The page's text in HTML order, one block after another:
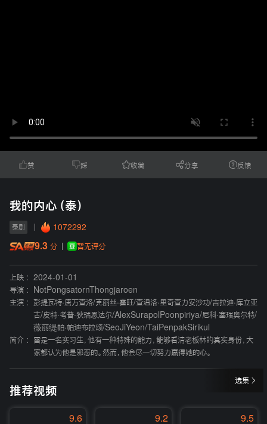
赞 踩 收藏 分享 反馈
我的内心（泰）
泰剧 1072292
9.3 分 暂无评分
上映 :
2024-01-01
导演 :
NotPongsatornThongjaroen
主演 :
彭提瓦特·唐万查洛/克丽丝·霍旺/查温洛·里奇查力安沙功/吉拉迪·库立亚
古/皮特·考普·狄瑞恩达尔/AlexSurapolPoonpiriya/尼科·塞瑞奥尔特/
薇丽缇帕·帕迪布拉颂/SeoJiYeon/ TaiPenpakSirikul
简介 :
雷是一名实习生，他有一种特殊的能力，能够看清老板林的真实身份，大
家都认为他是邪恶的。然而，他会尽一切努力赢得她的心。
选集
推荐视频
9.6 9.2 9.5